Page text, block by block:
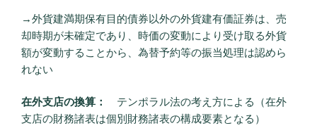
→外貨建満期保有目的債券以外の外貨建有価証券は、売
却時期が未確定であり、時価の変動により受け取る外貨
額が変動することから、為替予約等の振当処理は認めら
れない
在外支店の換算： テンポラル法の考え方による（在外
支店の財務諸表は個別財務諸表の構成要素となる）